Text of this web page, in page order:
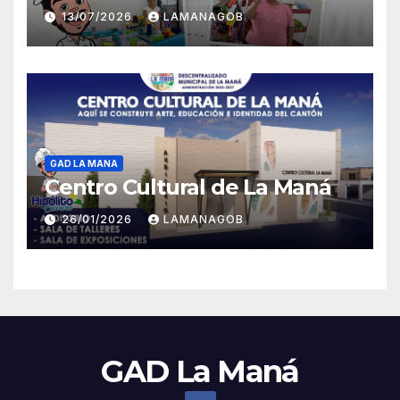
13/07/2026 LAMANAGOB
GAD LA MANA
Centro Cultural de La Maná
26/01/2026 LAMANAGOB
GAD La Maná